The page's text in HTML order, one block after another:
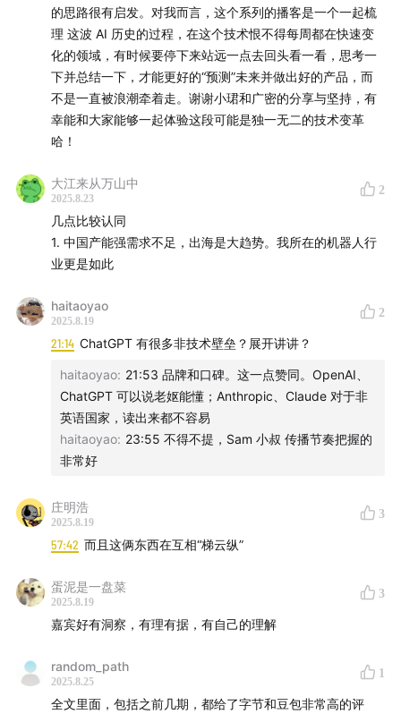
一个猜想是，ChatGPT 后面肯定会做广告平台，因为最
近招了新的商业化 CEO
但我在想 Google 还是全球最好的广告平台，最后大家产
品形态上都会殊途同归，融合到一起的，就是全家桶逻
辑，Search 也会演变
55:53其他话题
AGI有泡沫吗？假如AGI有泡沫，什么事情会是导火索，戳
破泡沫？
人类和大猩猩的智能水平差异在哪？
最近湾区有没有什么新的讨论比较高的话题？
“犹太人的金融，华人的AGI”
（免责声明：本节目不构成投资建议）
【全球大模型季报】系列
2023年：口述全球大模型这一年：人类千亿科学豪赌与参
2024年Q1：
的思路很有启发。对我而言，这个系列的播客是一个一起梳
理 这波 AI 历史的过程，在这个技术恨不得每周都在快速变
化的领域，有时候要停下来站远一点去回头看一看，思考一
下并总结一下，才能更好的“预测”未来并做出好的产品，而
不是一直被浪潮牵着走。谢谢小珺和广密的分享与坚持，有
幸能和大家能够一起体验这段可能是独一无二的技术变革
哈！
大江来从万山中
2025.8.23
2
几点比较认同
1. 中国产能强需求不足，出海是大趋势。我所在的机器人行
业更是如此
haitaoyao
2025.8.19
2
21:14 ChatGPT 有很多非技术壁垒？展开讲讲？
haitaoyao: 21:53 品牌和口碑。这一点赞同。OpenAI、
ChatGPT 可以说老妪能懂；Anthropic、Claude 对于非
英语国家，读出来都不容易
haitaoyao: 23:55 不得不提，Sam 小叔 传播节奏把握的
非常好
庄明浩
2025.8.19
3
57:42 而且这俩东西在互相“梯云纵”
蛋泥是一盘菜
2025.8.19
3
嘉宾好有洞察，有理有据，有自己的理解
random_path
2025.8.25
1
全文里面，包括之前几期，都给了字节和豆包非常高的评